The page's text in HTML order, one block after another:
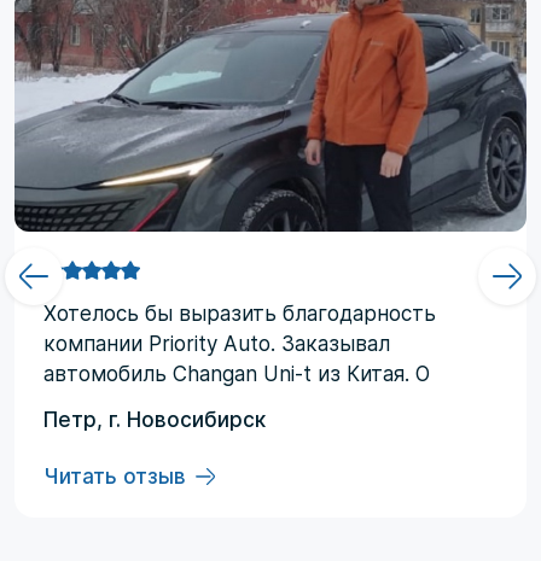
Хотелоcь бы выразить благодарность
компании Priority Аuto. Заказывал
автомобиль Changan Uni-t из Китая. О
компании узнал от друзей и коллег по
работе. Работал со мной менеджер
Евгений, логисты Ольга и Регина. В начале
Петр, г. Новосибирск
Читать отзыв